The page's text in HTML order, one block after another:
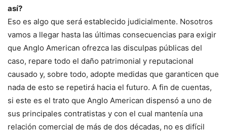
así?
Eso es algo que será establecido judicialmente. Nosotros
vamos a llegar hasta las últimas consecuencias para exigir
que Anglo American ofrezca las disculpas públicas del
caso, repare todo el daño patrimonial y reputacional
causado y, sobre todo, adopte medidas que garanticen que
nada de esto se repetirá hacia el futuro. A fin de cuentas,
si este es el trato que Anglo American dispensó a uno de
sus principales contratistas y con el cual mantenía una
relación comercial de más de dos décadas, no es difícil